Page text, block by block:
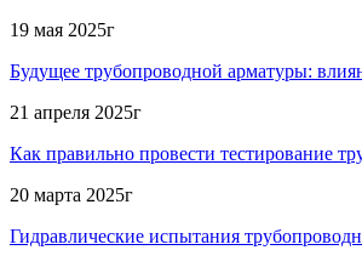
19 мая 2025г
Будущее трубопроводной арматуры:
21 апреля 2025г
Как правильно провести тестирование
20 марта 2025г
Гидравлические испытания